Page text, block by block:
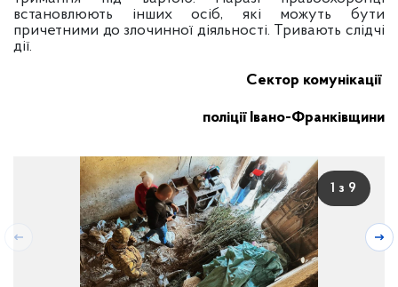
встановлюють інших осіб, які можуть бути
причетними до злочинної діяльності. Тривають слідчі
дії.
Сектор комунікації
поліції Івано-Франківщини
1 з 9